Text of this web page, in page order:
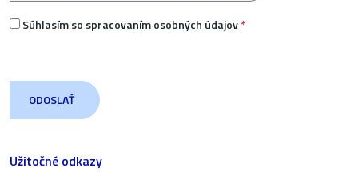
Užitočné odkazy
Súhlasím so spracovaním osobných údajov*